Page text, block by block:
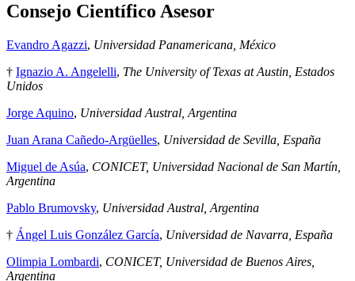
Consejo Científico Asesor
Evandro Agazzi, Universidad Panamericana, México
† Ignazio A. Angelelli, The University of Texas at Austin, Estados
Unidos
Jorge Aquino, Universidad Austral, Argentina
Juan Arana Cañedo-Argüelles, Universidad de Sevilla, España
Miguel de Asúa, CONICET, Universidad Nacional de San Martín,
Argentina
Pablo Brumovsky, Universidad Austral, Argentina
† Ángel Luis González García, Universidad de Navarra, España
Olimpia Lombardi, CONICET, Universidad de Buenos Aires,
Argentina